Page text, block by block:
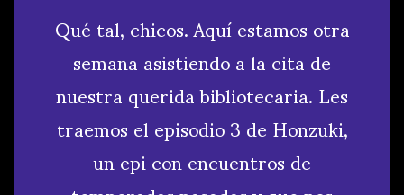
Qué tal, chicos. Aquí estamos otra
semana asistiendo a la cita de
nuestra querida bibliotecaria. Les
traemos el episodio 3 de Honzuki,
un epi con encuentros de